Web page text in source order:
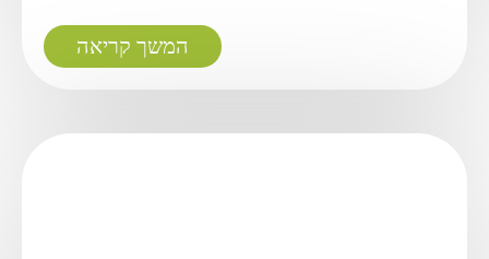
המשך קריאה